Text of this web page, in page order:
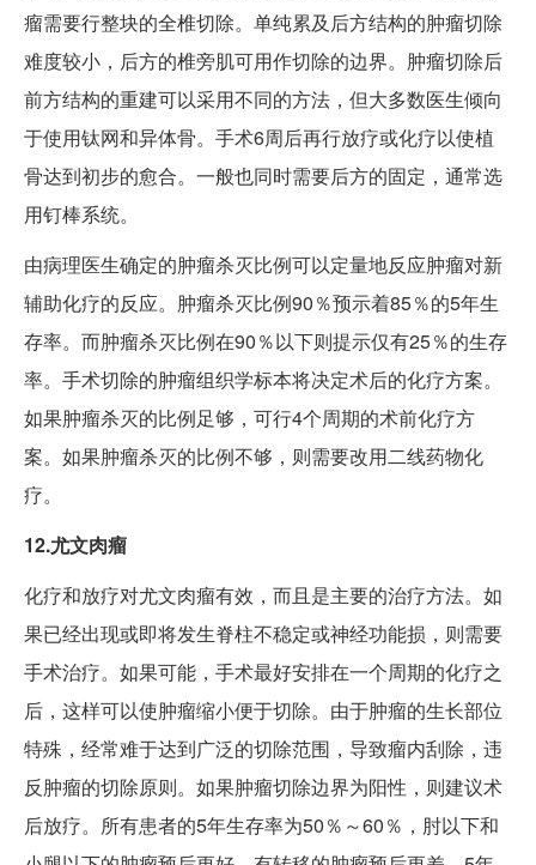
瘤需要行整块的全椎切除。单纯累及后方结构的肿瘤切除
难度较小，后方的椎旁肌可用作切除的边界。肿瘤切除后
前方结构的重建可以采用不同的方法，但大多数医生倾向
于使用钛网和异体骨。手术6周后再行放疗或化疗以使植
骨达到初步的愈合。一般也同时需要后方的固定，通常选
用钉棒系统。
由病理医生确定的肿瘤杀灭比例可以定量地反应肿瘤对新
辅助化疗的反应。肿瘤杀灭比例90％预示着85％的5年生
存率。而肿瘤杀灭比例在90％以下则提示仅有25％的生存
率。手术切除的肿瘤组织学标本将决定术后的化疗方案。
如果肿瘤杀灭的比例足够，可行4个周期的术前化疗方
案。如果肿瘤杀灭的比例不够，则需要改用二线药物化
疗。
12.尤文肉瘤
化疗和放疗对尤文肉瘤有效，而且是主要的治疗方法。如
果已经出现或即将发生脊柱不稳定或神经功能损，则需要
手术治疗。如果可能，手术最好安排在一个周期的化疗之
后，这样可以使肿瘤缩小便于切除。由于肿瘤的生长部位
特殊，经常难于达到广泛的切除范围，导致瘤内刮除，违
反肿瘤的切除原则。如果肿瘤切除边界为阳性，则建议术
后放疗。所有患者的5年生存率为50％～60％，肘以下和